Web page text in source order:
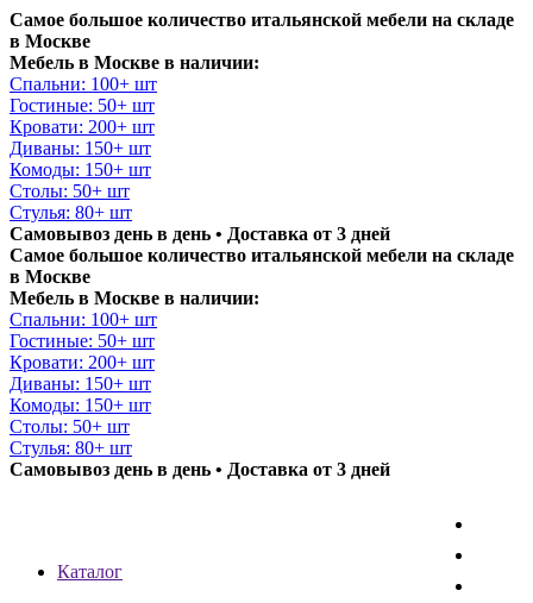
Самое большое количество итальянской мебели на складе
в Москве
Мебель в Москве в наличии:
Спальни: 100+ шт
Гостиные: 50+ шт
Кровати: 200+ шт
Диваны: 150+ шт
Комоды: 150+ шт
Столы: 50+ шт
Стулья: 80+ шт
Самовывоз день в день • Доставка от 3 дней
Самое большое количество итальянской мебели на складе
в Москве
Мебель в Москве в наличии:
Спальни: 100+ шт
Гостиные: 50+ шт
Кровати: 200+ шт
Диваны: 150+ шт
Комоды: 150+ шт
Столы: 50+ шт
Стулья: 80+ шт
Самовывоз день в день • Доставка от 3 дней
Каталог